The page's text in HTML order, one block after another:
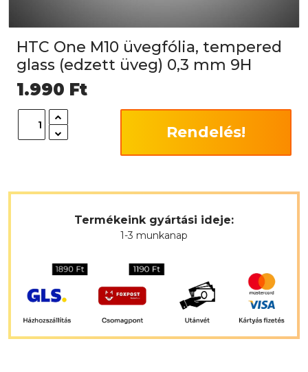
HTC One M10 üvegfólia, tempered
glass (edzett üveg) 0,3 mm 9H
1.990 Ft
Rendelés!
Termékeink gyártási ideje:
1-3 munkanap